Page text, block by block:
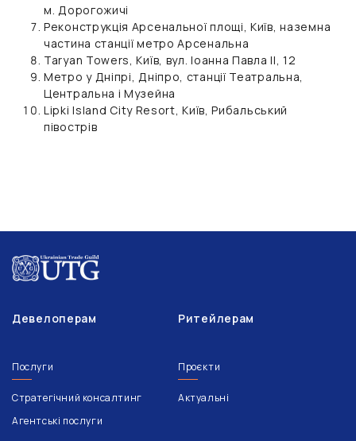
м. Дорогожичі
Реконструкція Арсенальної площі, Київ, наземна
частина станції метро Арсенальна
Taryan Towers, Київ, вул. Іоанна Павла II, 12
Метро у Дніпрі, Дніпро, станції Театральна,
Центральна і Музейна
Lipki Island City Resort, Київ, Рибальський
півострів
Девелоперам Ритейлерам
Послуги
Стратегічний консалтинг
Агентські послуги
Проєкти
Актуальні